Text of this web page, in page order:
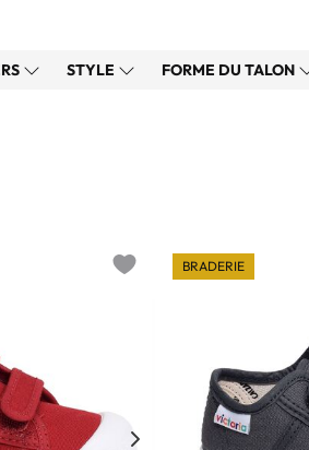
STYLE
FORME DU TALON
BRADERIE